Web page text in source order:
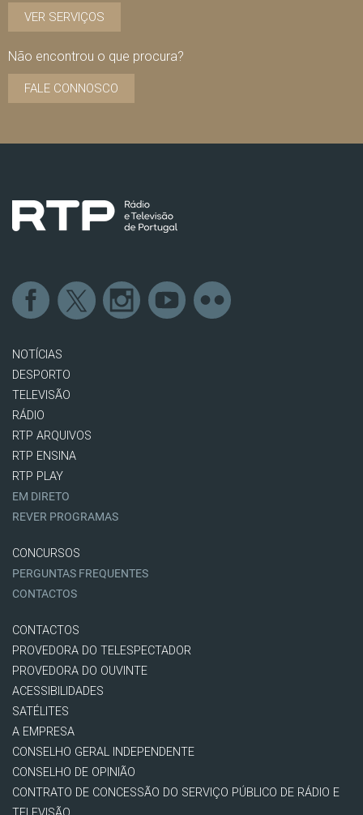
VER SERVIÇOS
Não encontrou o que procura?
FALE CONNOSCO
NOTÍCIAS
DESPORTO
TELEVISÃO
RÁDIO
RTP ARQUIVOS
RTP ENSINA
RTP PLAY
EM DIRETO
REVER PROGRAMAS
CONCURSOS
PERGUNTAS FREQUENTES
CONTACTOS
CONTACTOS
PROVEDORA DO TELESPECTADOR
PROVEDORA DO OUVINTE
ACESSIBILIDADES
SATÉLITES
A EMPRESA
CONSELHO GERAL INDEPENDENTE
CONSELHO DE OPINIÃO
CONTRATO DE CONCESSÃO DO SERVIÇO PÚBLICO DE RÁDIO E